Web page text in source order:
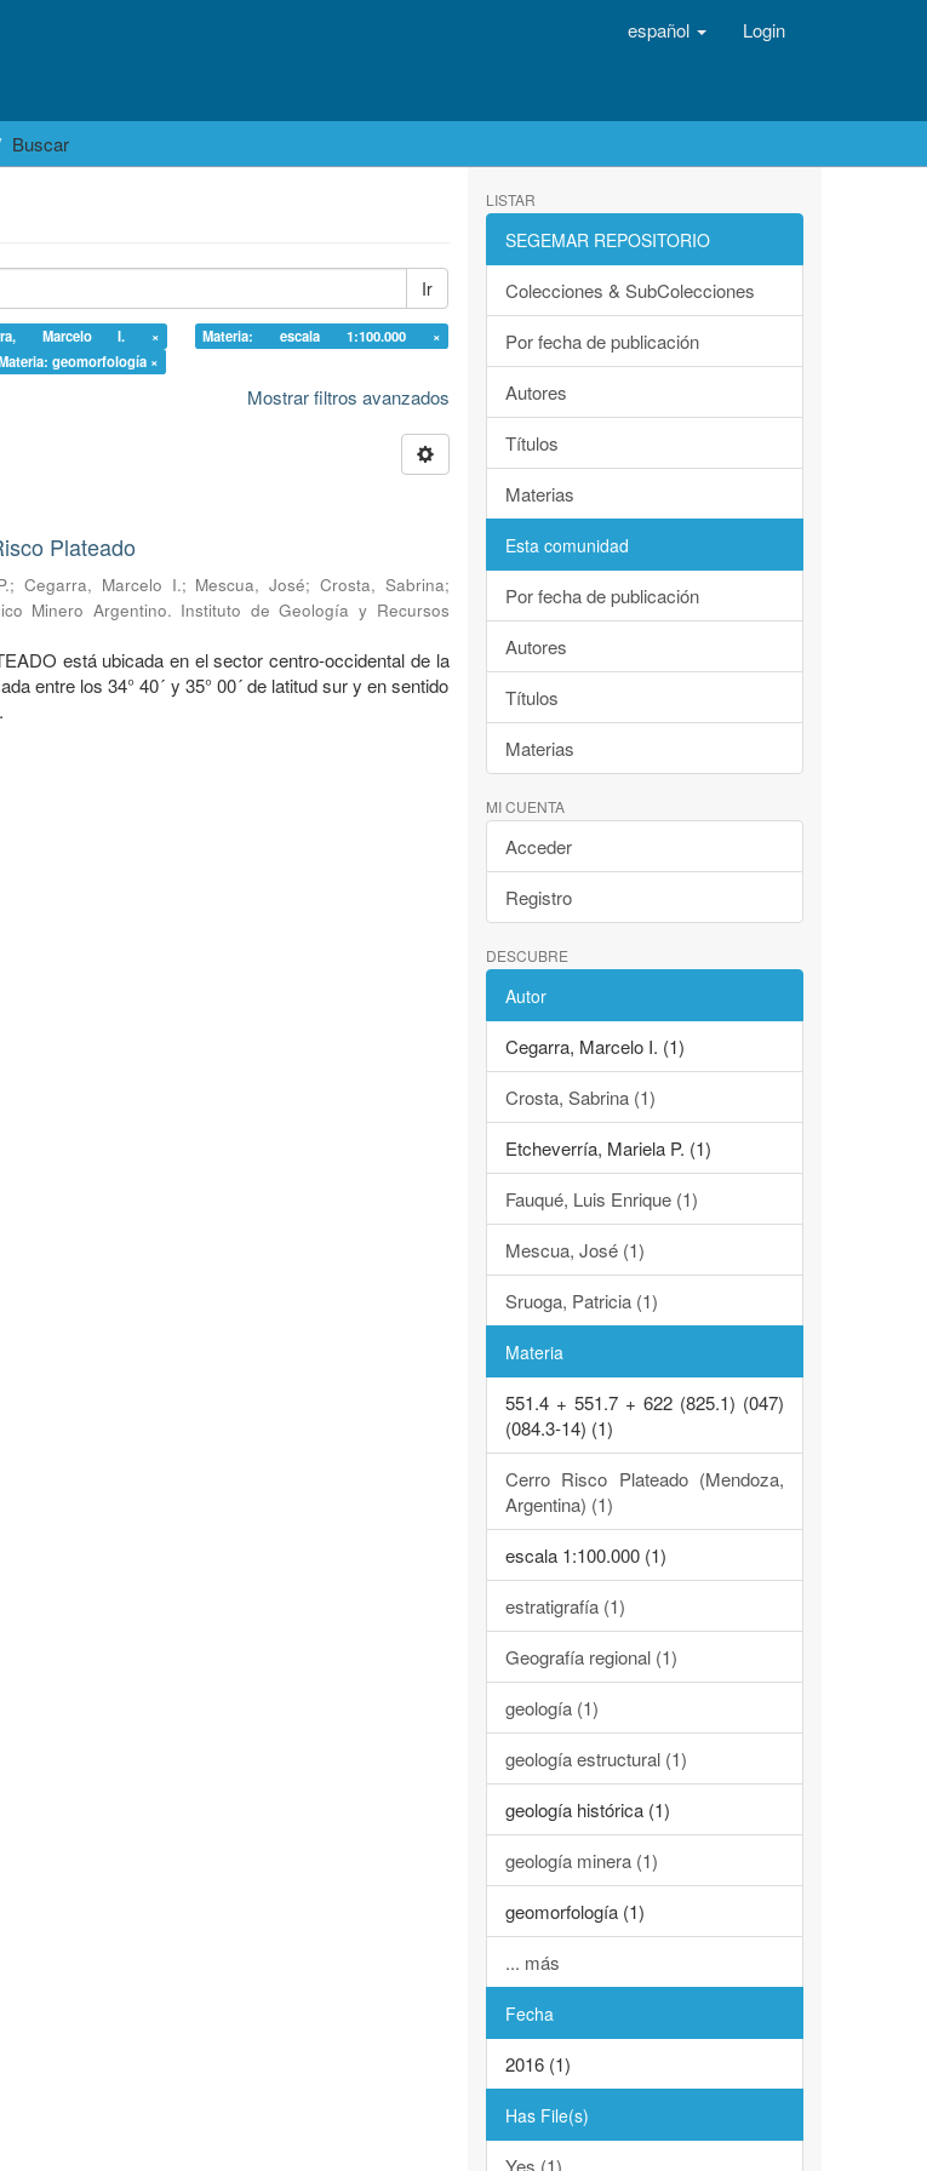
español Login
Buscar
Ir
Marcelo I. ×
Materia: escala 1:100.000 ×
geomorfología ×
Mostrar filtros avanzados
Plateado
;Cegarra, Marcelo I.; Mescua, José; Crosta, Sabrina;
Minero Argentino. Instituto de Geología y Recursos
está ubicada en el sector centro-occidental de la
entre los 34° 40´ y 35° 00´ de latitud sur y en sentido
LISTAR
SEGEMAR REPOSITORIO
Colecciones & SubColecciones
Por fecha de publicación
Autores
Títulos
Materias
Esta comunidad
Por fecha de publicación
Autores
Títulos
Materias
MI CUENTA
Acceder
Registro
DESCUBRE
Autor
Cegarra, Marcelo I. (1)
Crosta, Sabrina (1)
Etcheverría, Mariela P. (1)
Fauqué, Luis Enrique (1)
Mescua, José (1)
Sruoga, Patricia (1)
Materia
551.4 + 551.7 + 622 (825.1) (047)
(084.3-14) (1)
Cerro Risco Plateado (Mendoza,
Argentina) (1)
escala 1:100.000 (1)
estratigrafía (1)
Geografía regional (1)
geología (1)
geología estructural (1)
geología histórica (1)
geología minera (1)
geomorfología (1)
... más
Fecha
2016 (1)
Has File(s)
Yes (1)